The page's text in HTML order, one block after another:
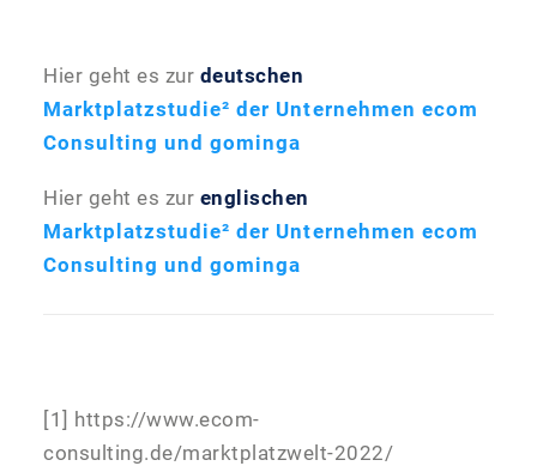
Hier geht es zur deutschen
Marktplatzstudie² der Unternehmen ecom
Consulting und gominga
Hier geht es zur englischen
Marktplatzstudie² der Unternehmen ecom
Consulting und gominga
[1] https://www.ecom-
consulting.de/marktplatzwelt-2022/